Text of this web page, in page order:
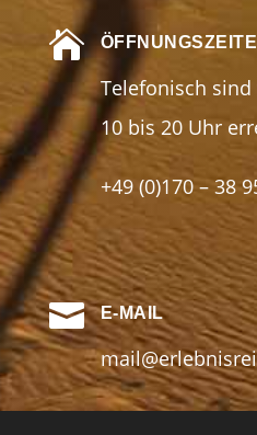

Telefonisch
10 bis 20 Uhr
+49 (0)170 – 38
 E-MAIL